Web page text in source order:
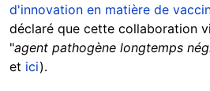
d'innovation en matière de
déclaré que cette collaboration
"agent pathogène longtemps
et ici).